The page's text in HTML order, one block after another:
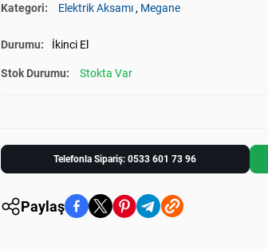
Kategori: Elektrik Aksamı, Megane
Durumu: İkinci El
Stok Durumu: Stokta Var
Telefonla Sipariş: 0533 601 73 96
Paylaş